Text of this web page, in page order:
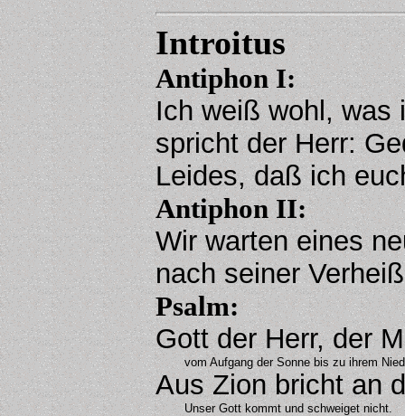
Introitus
AntiphonI:
Ich weiß wohl, was
spricht der Herr:
Leides, daß ich
Antiphon II:
Wir warten eines
nach seiner
Psalm:
Gott der Herr, der
vom Aufgang der Sonne bis zu ihrem
Aus Zion bricht an
Unser Gott kommt und schweiget nicht.